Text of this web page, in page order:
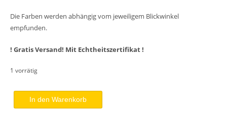
Die Farben werden abhängig vom jeweiligem Blickwinkel
empfunden.
! Gratis Versand! Mit Echtheitszertifikat !
1 vorrätig
Handgeknüpfter
Zollanvari
In den Warenkorb